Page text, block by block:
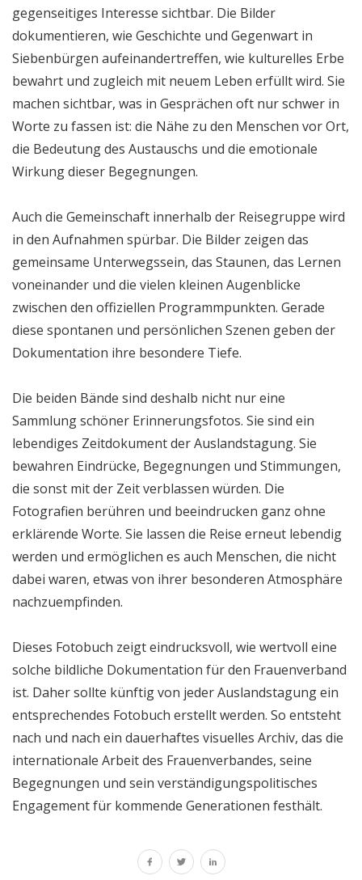
gegenseitiges Interesse sichtbar. Die Bilder
dokumentieren, wie Geschichte und Gegenwart in
Siebenbürgen aufeinandertreffen, wie kulturelles Erbe
bewahrt und zugleich mit neuem Leben erfüllt wird. Sie
machen sichtbar, was in Gesprächen oft nur schwer in
Worte zu fassen ist: die Nähe zu den Menschen vor Ort,
die Bedeutung des Austauschs und die emotionale
Wirkung dieser Begegnungen.
Auch die Gemeinschaft innerhalb der Reisegruppe wird
in den Aufnahmen spürbar. Die Bilder zeigen das
gemeinsame Unterwegssein, das Staunen, das Lernen
voneinander und die vielen kleinen Augenblicke
zwischen den offiziellen Programmpunkten. Gerade
diese spontanen und persönlichen Szenen geben der
Dokumentation ihre besondere Tiefe.
Die beiden Bände sind deshalb nicht nur eine
Sammlung schöner Erinnerungsfotos. Sie sind ein
lebendiges Zeitdokument der Auslandstagung. Sie
bewahren Eindrücke, Begegnungen und Stimmungen,
die sonst mit der Zeit verblassen würden. Die
Fotografien berühren und beeindrucken ganz ohne
erklärende Worte. Sie lassen die Reise erneut lebendig
werden und ermöglichen es auch Menschen, die nicht
dabei waren, etwas von ihrer besonderen Atmosphäre
nachzuempfinden.
Dieses Fotobuch zeigt eindrucksvoll, wie wertvoll eine
solche bildliche Dokumentation für den Frauenverband
ist. Daher sollte künftig von jeder Auslandstagung ein
entsprechendes Fotobuch erstellt werden. So entsteht
nach und nach ein dauerhaftes visuelles Archiv, das die
internationale Arbeit des Frauenverbandes, seine
Begegnungen und sein verständigungspolitisches
Engagement für kommende Generationen festhält.